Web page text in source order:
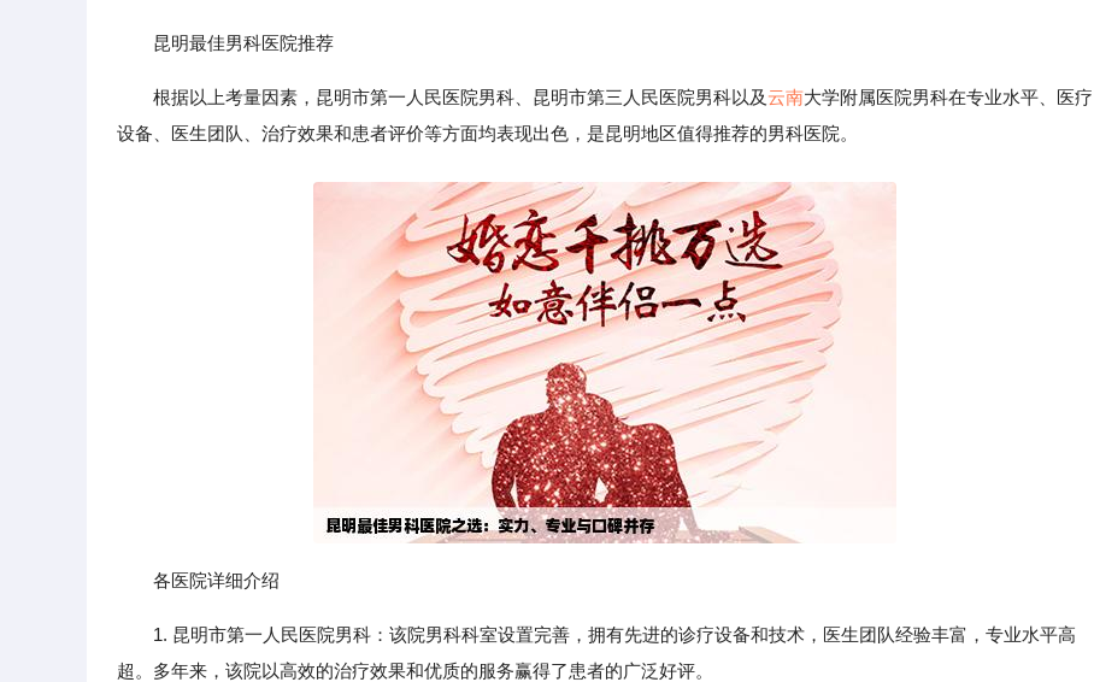
昆明最佳男科医院推荐
根据以上考量因素，昆明市第一人民医院男科、昆明市第三人民医院男科以及 云南大学附属医院男科在专业水平、医疗
设备、医生团队、治疗效果和患者评价等方面均表现出色，是昆明地区值得推荐的男科医院。
各医院详细介绍
1. 昆明市第一人民医院男科：该院男科科室设置完善，拥有先进的诊疗设备和技术，医生团队经验丰富，专业水平高
超。多年来，该院以高效的治疗效果和优质的服务赢得了患者的广泛好评。